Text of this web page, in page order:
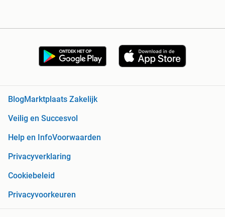
Blog Marktplaats Zakelijk
Veilig en Succesvol
Help en InfoVoorwaarden
Privacyverklaring
Cookiebeleid
Privacyvoorkeuren